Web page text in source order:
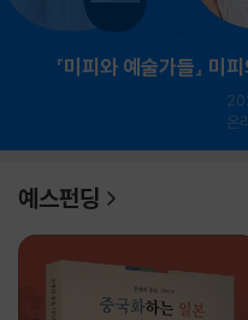
『미피와 예술가들』 미
온
예스펀딩